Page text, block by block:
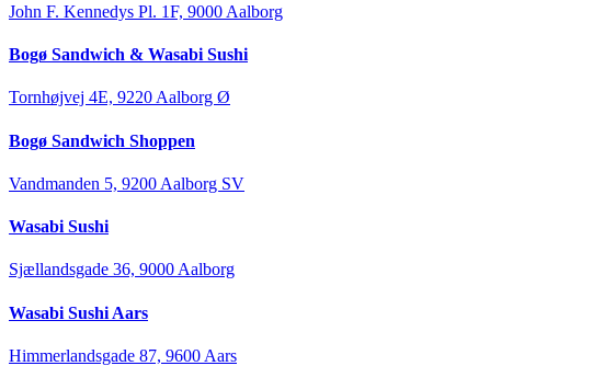
John F. Kennedys Pl. 1F, 9000 Aalborg
Bogø Sandwich & Wasabi Sushi
Tornhøjvej 4E, 9220 Aalborg Ø
Bogø Sandwich Shoppen
Vandmanden 5, 9200 Aalborg SV
Wasabi Sushi
Sjællandsgade 36, 9000 Aalborg
Wasabi Sushi Aars
Himmerlandsgade 87, 9600 Aars